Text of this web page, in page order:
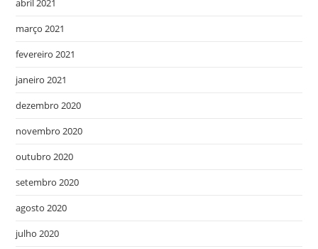
abril 2021
março 2021
fevereiro 2021
janeiro 2021
dezembro 2020
novembro 2020
outubro 2020
setembro 2020
agosto 2020
julho 2020